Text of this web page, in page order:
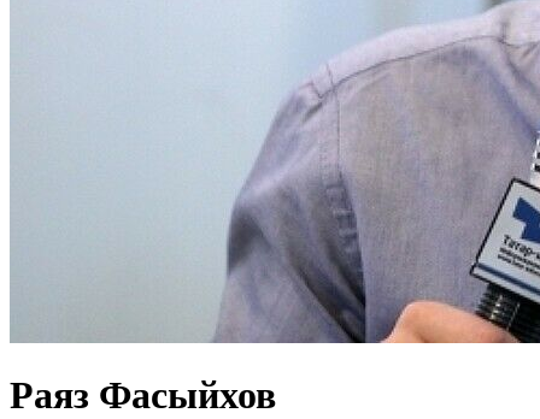
Раяз Фасыйхов